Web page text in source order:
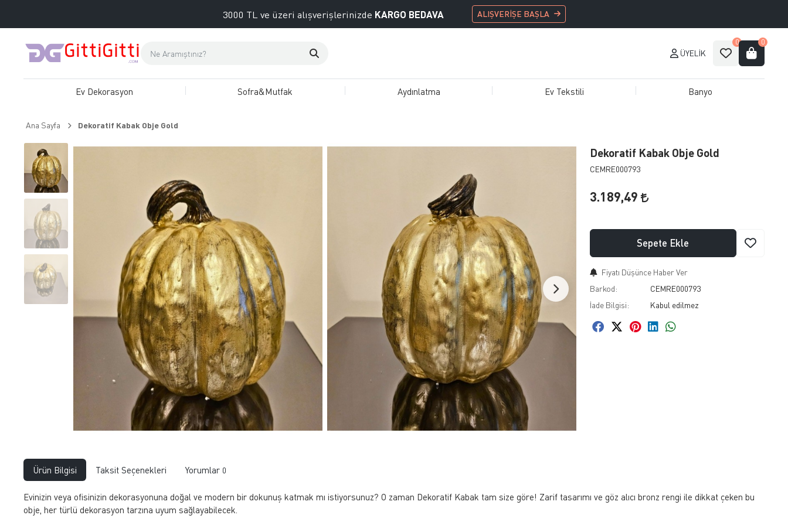
3000 TL ve üzeri alışverişlerinizde KARGO BEDAVA ALIŞVERİŞE BAŞLA
ÜYELIK
0 0
Ev Dekorasyon Sofra&Mutfak Aydınlatma Ev Tekstili Banyo
Ana Sayfa Dekoratif Kabak Obje Gold
Dekoratif Kabak Obje Gold
CEMRE000793
3.189,49
Sepete Ekle
Fiyatı Düşünce Haber Ver
Barkod:
CEMRE000793
İade Bilgisi:
Ürün Bilgisi Taksit Seçenekleri Yorumlar 0
Evinizin veya ofisinizin dekorasyonuna doğal ve modern bir dokunuş katmak mı istiyorsunuz? O zaman Dekoratif Kabak tam size göre! Zarif tasarımı ve göz alıcı bronz rengi ile dikkat çeken bu
obje, her türlü dekorasyon tarzına uyum sağlayabilecek.